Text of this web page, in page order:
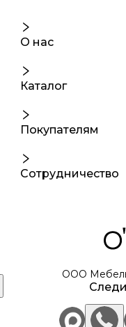
О нас
Каталог
Покупателям
Сотрудничество
ООО